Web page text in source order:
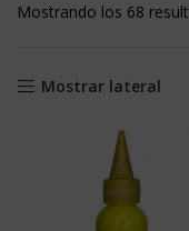
Mostrando los 68
Mostrar lateral